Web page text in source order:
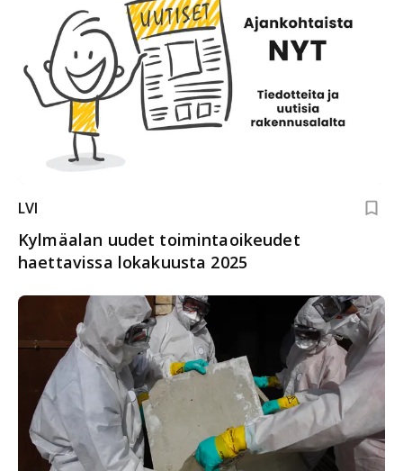
LVI
Kylmäalan uudet toimintaoikeudet
haettavissa lokakuusta 2025